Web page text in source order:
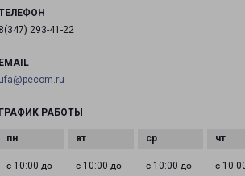
293-41-22
РАБОТЫ
с 10:00 до
с 10:00 до
с 10:00 до
с